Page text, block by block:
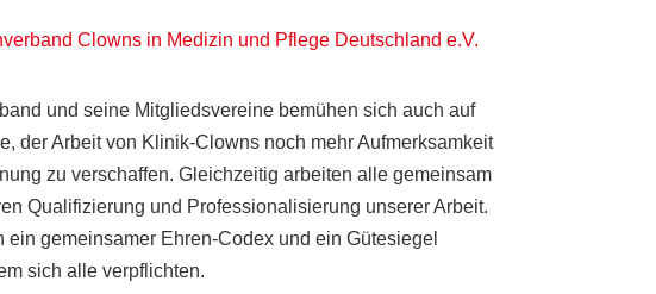
und seine Mitgliedsvereine bemühen sich auch auf
der Arbeit von Klinik-Clowns noch mehr Aufmerksamkeit
zu verschaffen. Gleichzeitig arbeiten alle gemeinsam
Qualifizierung und Professionalisierung unserer Arbeit.
ein gemeinsamer Ehren-Codex und ein Gütesiegel
sich alle verpflichten.